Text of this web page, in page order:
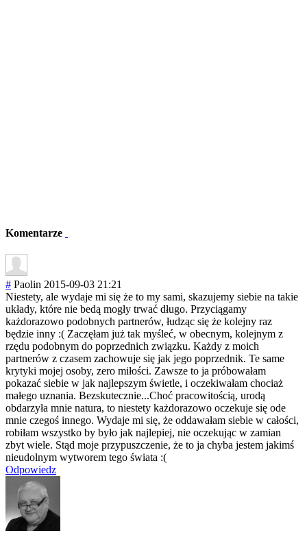
Komentarze
# Paolin 2015-09-03 21:21
Niestety, ale wydaje mi się że to my sami, skazujemy siebie na takie
układy, które nie bedą mogły trwać długo. Przyciągamy
każdorazowo podobnych partnerów, łudząc się że kolejny raz
będzie inny :( Zaczęłam już tak myśleć, w obecnym, kolejnym z
rzędu podobnym do poprzednich związku. Każdy z moich
partnerów z czasem zachowuje się jak jego poprzednik. Te same
krytyki mojej osoby, zero miłości. Zawsze to ja próbowałam
pokazać siebie w jak najlepszym świetle, i oczekiwałam chociaż
małego uznania. Bezskutecznie...Choć pracowitością, urodą
obdarzyła mnie natura, to niestety każdorazowo oczekuje się ode
mnie czegoś innego. Wydaje mi się, że oddawałam siebie w całości,
robiłam wszystko by było jak najlepiej, nie oczekując w zamian
zbyt wiele. Stąd moje przypuszczenie, że to ja chyba jestem jakimś
nieudolnym wytworem tego świata :(
Odpowiedz